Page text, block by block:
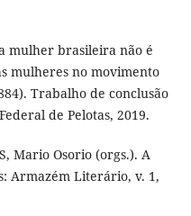
mulher brasileira não é
mulheres no movimento
Trabalho de conclusão
de Pelotas, 2019.
Mario Osorio (orgs.). A
Armazém Literário, v. 1,